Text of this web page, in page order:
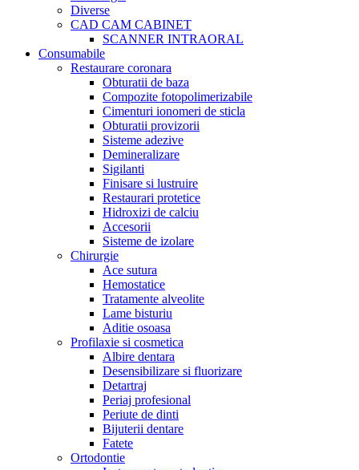
Diverse
CAD CAM CABINET
SCANNER INTRAORAL
Consumabile
Restaurare coronara
Obturatii de baza
Compozite fotopolimerizabile
Cimenturi ionomeri de sticla
Obturatii provizorii
Sisteme adezive
Demineralizare
Sigilanti
Finisare si lustruire
Restaurari protetice
Hidroxizi de calciu
Accesorii
Sisteme de izolare
Chirurgie
Ace sutura
Hemostatice
Tratamente alveolite
Lame bisturiu
Aditie osoasa
Profilaxie si cosmetica
Albire dentara
Desensibilizare si fluorizare
Detartraj
Periaj profesional
Periute de dinti
Bijuterii dentare
Fatete
Ortodontie